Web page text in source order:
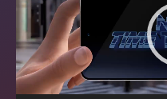
放